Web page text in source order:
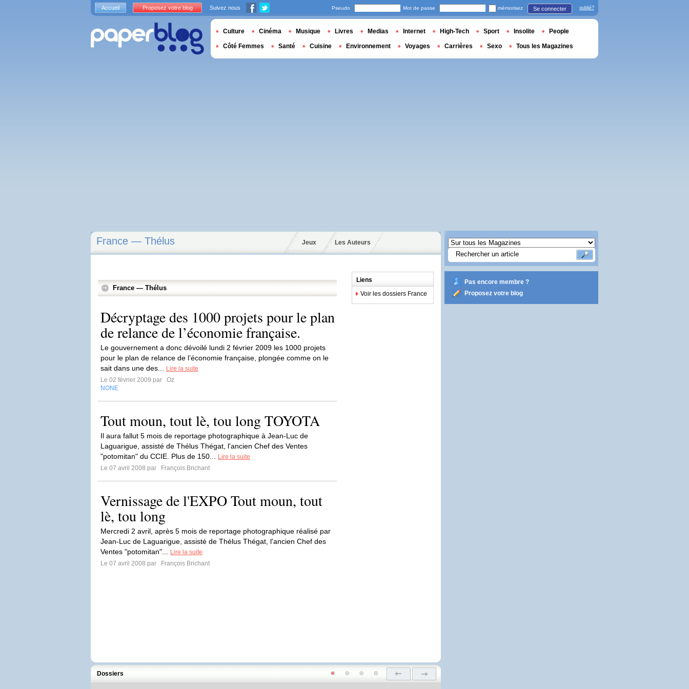
France — Thélus Jeux Les Auteurs
France — Thélus
Décryptage des 1000 projets pour le plan
de relance de l’économie française.
Le gouvernement a donc dévoilé lundi 2 février 2009 les 1000 projets
pour le plan de relance de l’économie française, plongée comme on le
sait dans une des...
Lire la suite
Le 02 février 2009 par
Oz
NONE
Tout moun, tout lè, tou long TOYOTA
Il aura fallut 5 mois de reportage photographique à Jean-Luc de
Laguarigue, assisté de Thélus Thégat, l'ancien Chef des Ventes
"potomitan" du CCIE. Plus de 150...
Lire la suite
Le 07 avril 2008 par
François Brichant
Vernissage de l'EXPO Tout moun, tout
lè, tou long
Mercredi 2 avril, après 5 mois de reportage photographique réalisé par
Jean-Luc de Laguarigue, assisté de Thélus Thégat, l'ancien Chef des
Ventes "potomitan"...
Lire la suite
Le 07 avril 2008 par
François Brichant
Liens
Voir les dossiers France
Dossiers
Pas encore membre ?
Proposez votre blog
Accueil Proposez votre blog Suivez nous Pseudo Mot de passe mémorisez Se connecter oublié?
Culture Cinéma Musique Livres Medias Internet High-Tech Sport Insolite People
Côté Femmes Santé Cuisine Environnement Voyages Carrières Sexo Tous les Magazines